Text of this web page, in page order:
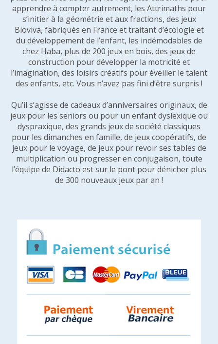
apprendre à compter autrement, les Attrimaths pour
s’initier à la géométrie et aux fractions, des jeux
Bioviva, fabriqués en France et traitant d’écologie et
du développement de l’enfant, les indémodables de
chez Haba, plus de 200 jeux en bois, des jeux de
construction pour développer la motricité et
l’imagination, des loisirs créatifs pour éveiller le talent
des enfants, etc. Vous n’avez pas fini d’être surpris !
Qu’il s’agisse de cadeaux d’anniversaires originaux, de
jeux pour les seniors ou pour un enfant dyslexique ou
dyspraxique, des grands jeux de société classiques
pour les dimanches en famille, de jeux coopératifs, de
jeux pour le voyage, de jeux pour revoir ses tables de
multiplication ou progresser en conjugaison, toute
l’équipe de Didacto est sur le pont pour dénicher plus
de 300 nouveaux jeux par an !